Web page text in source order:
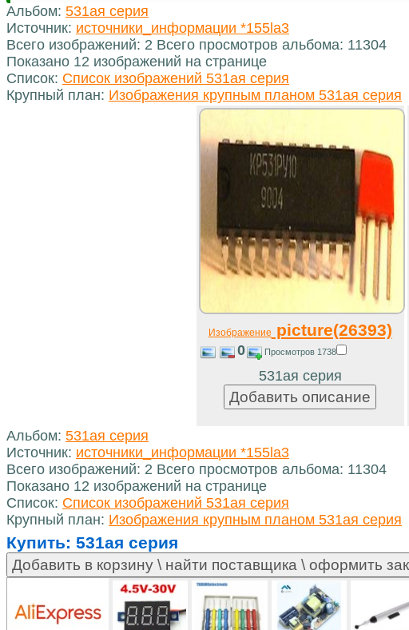
Альбом: 531ая серия
Источник: источники_информации *155la3
Всего изображений: 2 Всего просмотров альбома: 11304
Показано 12 изображений на странице
Список: Список изображений 531ая серия
Крупный план: Изображения крупным планом 531ая серия
Изображение picture(26393)
0 Просмотров 1738
531ая серия
Альбом: 531ая серия
Источник: источники_информации *155la3
Всего изображений: 2 Всего просмотров альбома: 11304
Показано 12 изображений на странице
Список: Список изображений 531ая серия
Крупный план: Изображения крупным планом 531ая серия
Купить: 531ая серия